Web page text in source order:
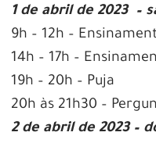
1 de abril de 2023 –
9h – 12h –
14h – 17h –
19h – 20h – Puja
20h às 21h30 –
2 de abril de 2023 –